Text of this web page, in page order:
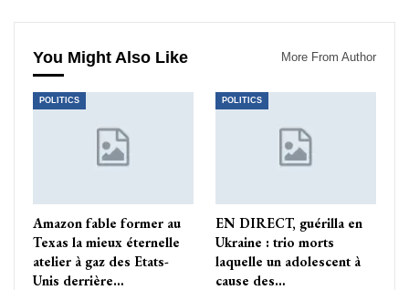
You Might Also Like More From Author
POLITICS
Amazon fable former au
Texas la mieux éternelle
atelier à gaz des Etats-
Unis derrière…
POLITICS
EN DIRECT, guérilla en
Ukraine : trio morts
laquelle un adolescent à
cause des…